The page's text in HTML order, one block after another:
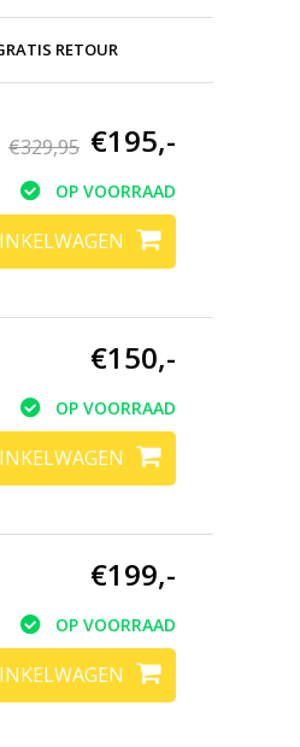
RETOUR
€329,95 €195,-
OP VOORRAAD
€150,-
OP VOORRAAD
€199,-
OP VOORRAAD